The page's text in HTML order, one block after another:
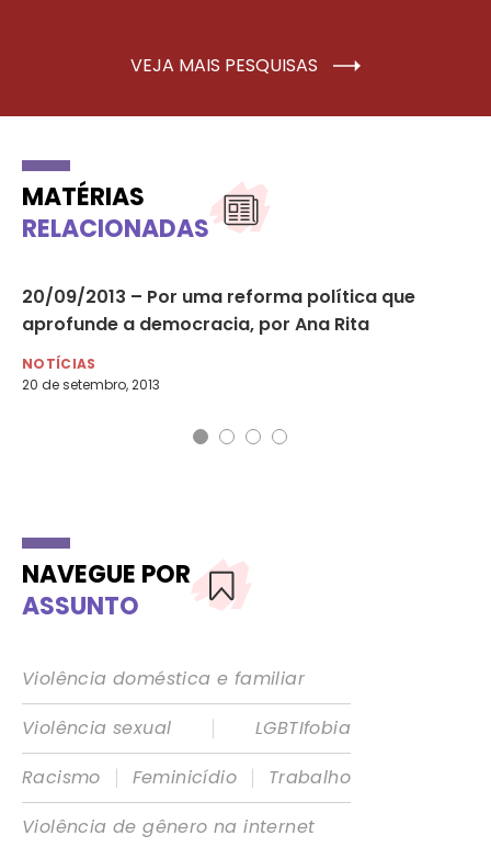
VEJA MAIS PESQUISAS
MATÉRIAS
RELACIONADAS
20/09/2013 – Por uma reforma política que
aprofunde a democracia, por Ana Rita
NOTÍCIAS
20 de setembro, 2013
NAVEGUE POR
ASSUNTO
Violência doméstica e familiar
Violência sexual
|
LGBTIfobia
Racismo
| Feminicídio |
Trabalho
Violência de gênero na internet